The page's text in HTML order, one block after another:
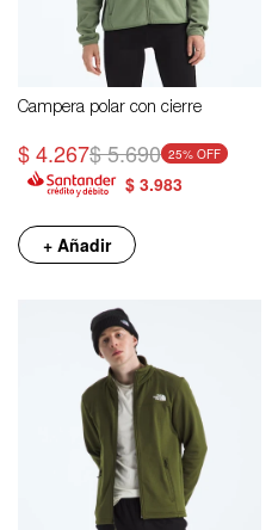
Campera polar con cierre
$4.267$5.690 25
$ 3.983
+ Añadir